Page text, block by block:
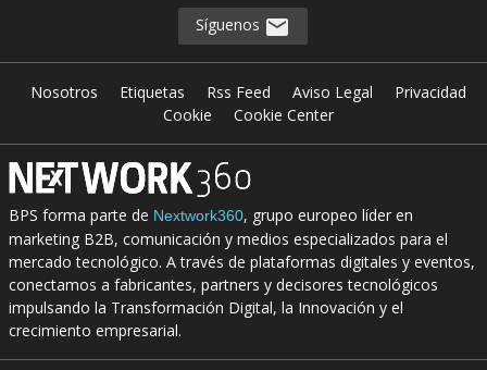
Síguenos
Nosotros Etiquetas Rss Feed Aviso Legal
Privacidad
Cookie
Cookie Center
BPS forma parte de Nextwork360, grupo europeo líder en
marketing B2B, comunicación y medios especializados para el
mercado tecnológico. A través de plataformas digitales y eventos,
conectamos a fabricantes, partners y decisores tecnológicos
impulsando la Transformación Digital, la Innovación y el
crecimiento empresarial.